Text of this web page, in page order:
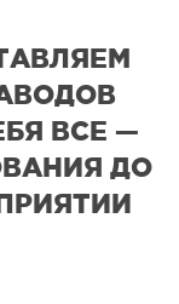
ВСЕ —
ДО